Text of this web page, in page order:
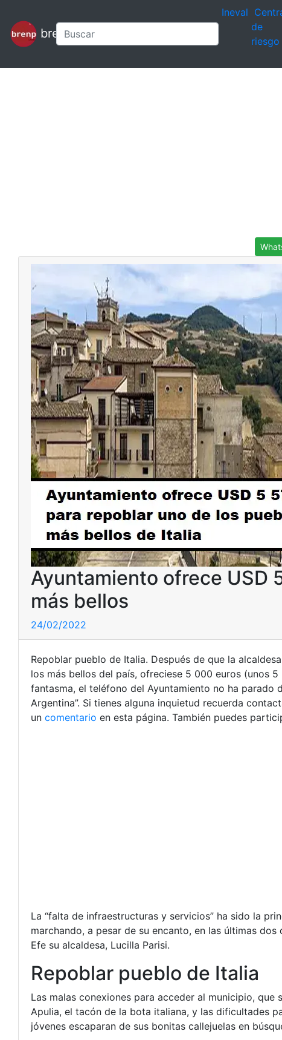
brenp
Ineval
de
riesgo
Ayuntamiento ofrece USD
más bellos
24/02/2022
Repoblar pueblo de Italia. Después de que la
los más bellos del país, ofreciese 5 000 euros (unos
fantasma, el teléfono del Ayuntamiento no ha parado
Argentina”. Si tienes alguna inquietud recuerda
un comentario en esta página. También puedes
La “falta de infraestructuras y servicios” ha sido la
marchando, a pesar de su encanto, en las últimas
Efe su alcaldesa, Lucilla Parisi.
Repoblar pueblo de Italia
Las malas conexiones para acceder al municipio,
Apulia, el tacón de la bota italiana, y las dificultades
jóvenes escaparan de sus bonitas callejuelas en